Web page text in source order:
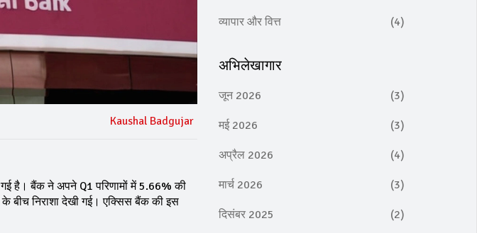
Kaushal Badgujar
है। बैंक ने अपने Q1 परिणामों में 5.66% की
बीच निराशा देखी गई। एक्सिस बैंक की इस
व्यापार और वित्त (4)
अभिलेखागार
जून 2026 (3)
मई 2026 (3)
अप्रैल 2026 (4)
मार्च 2026 (3)
दिसंबर 2025 (2)